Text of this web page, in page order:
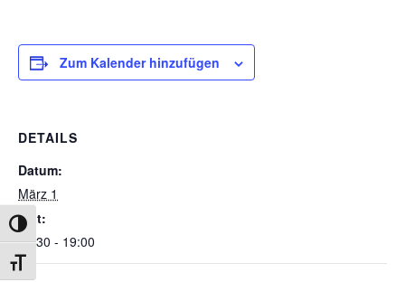
Umschalten auf hohe Kontraste
Schrift vergrößern
Zum Kalender hinzufügen
DETAILS
Datum:
März 1
Zeit:
17:30 - 19:00